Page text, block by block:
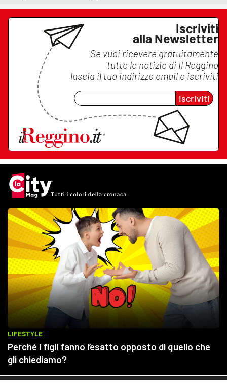
Iscriviti
alla Newsletter
Se vuoi ricevere gratuitamente
tutte le notizie di Il Reggino
lascia il tuo indirizzo email e iscriviti
Iscriviti